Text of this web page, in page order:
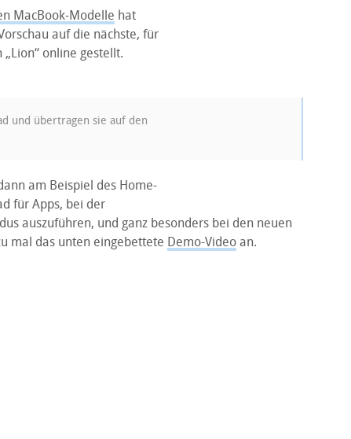
MacBook-Modelle hat
auf die nächste, für
online gestellt.
und übertragen sie auf den
am Beispiel des Home-
für Apps, bei der
auszuführen, und ganz besonders bei den neuen
mal das unten eingebettete Demo-Videoan.